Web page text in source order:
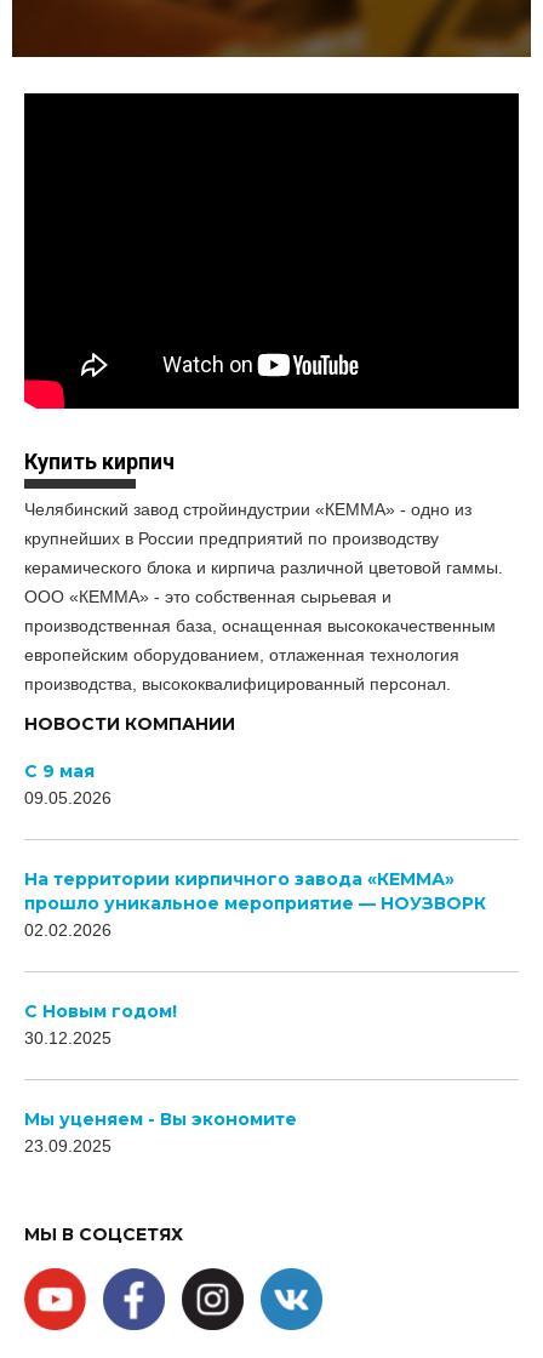
Купить кирпич
Челябинский завод стройиндустрии «КЕММА» - одно из
крупнейших в России предприятий по производству
керамического блока и кирпича различной цветовой гаммы.
ООО «КЕММА» - это собственная сырьевая и
производственная база, оснащенная высококачественным
европейским оборудованием, отлаженная технология
производства, высококвалифицированный персонал.
НОВОСТИ КОМПАНИИ
С 9 мая
09.05.2026
На территории кирпичного завода «КЕММА»
прошло уникальное мероприятие — НОУЗВОРК
02.02.2026
C Новым годом!
30.12.2025
Мы уценяем - Вы экономите
23.09.2025
МЫ В СОЦСЕТЯХ